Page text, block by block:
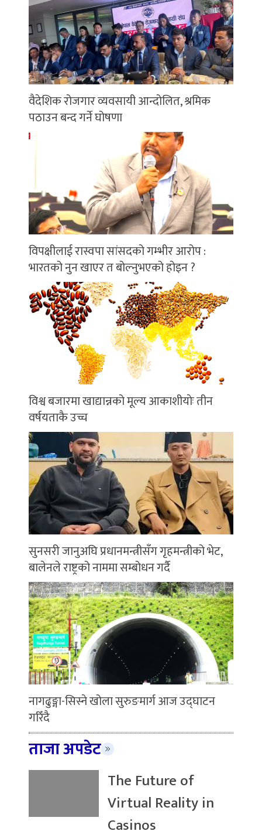
वैदेशिक रोजगार व्यवसायी आन्दोलित, श्रमिक
पठाउन बन्द गर्ने घोषणा
विपक्षीलाई रास्वपा सांसदको गम्भीर आरोप :
भारतको नुन खाएर त बोल्नुभएको होइन ?
विश्व बजारमा खाद्यान्नको मूल्य आकाशीयाेः तीन
वर्षयताकै उच्च
सुनसरी जानुअघि प्रधानमन्त्रीसँग गृहमन्त्रीको भेट,
बालेनले राष्ट्रको नाममा सम्बोधन गर्दै
नागढुङ्गा-सिस्ने खोला सुरुङमार्ग आज उद्घाटन
गरिँदै
ताजा अपडेट
The Future of
Virtual Reality in
Casinos